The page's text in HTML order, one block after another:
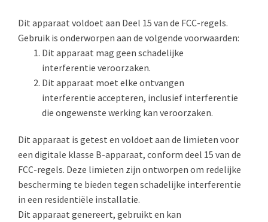
Dit apparaat voldoet aan Deel 15 van de FCC-regels.
Gebruik is onderworpen aan de volgende voorwaarden:
Dit apparaat mag geen schadelijke
interferentie veroorzaken.
Dit apparaat moet elke ontvangen
interferentie accepteren, inclusief interferentie
die ongewenste werking kan veroorzaken.
Dit apparaat is getest en voldoet aan de limieten voor
een digitale klasse B-apparaat, conform deel 15 van de
FCC-regels. Deze limieten zijn ontworpen om redelijke
bescherming te bieden tegen schadelijke interferentie
in een residentiële installatie.
Dit apparaat genereert, gebruikt en kan